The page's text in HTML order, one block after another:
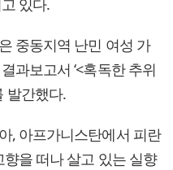
있다.
중동지역 난민 여성 가
과보고서 ‘<혹독한 추위
발간했다.
, 아프가니스탄에서 피란
을 떠나 살고 있는 실향